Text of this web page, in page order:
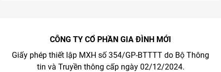
CÔNG TY CỔ PHẦN GIA ĐÌNH MỚI
Giấy phép thiết lập MXH số 354/GP-BTTTT do Bộ Thông
tin và Truyền thông cấp ngày 02/12/2024.